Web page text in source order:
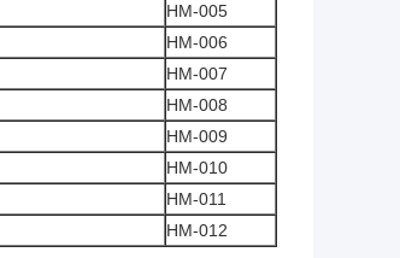
HM-005
HM-006
HM-007
HM-008
HM-009
HM-010
HM-011
HM-012